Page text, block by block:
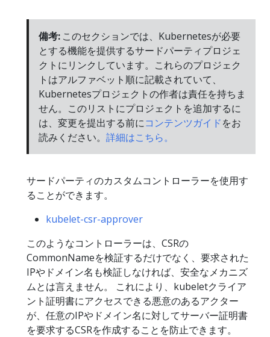
備考: このセクションでは、Kubernetesが必要
とする機能を提供するサードパーティプロジェ
クトにリンクしています。これらのプロジェク
トはアルファベット順に記載されていて、
Kubernetesプロジェクトの作者は責任を持ちま
せん。このリストにプロジェクトを追加するに
は、変更を提出する前にコンテンツガイドをお
読みください。 詳細はこちら。
サードパーティのカスタムコントローラーを使用す
ることができます。
kubelet-csr-approver
このようなコントローラーは、CSRの
CommonNameを検証するだけでなく、要求された
IPやドメイン名も検証しなければ、安全なメカニズ
ムとは言えません。 これにより、kubeletクライア
ント証明書にアクセスできる悪意のあるアクター
が、任意のIPやドメイン名に対してサーバー証明書
を要求するCSRを作成することを防止できます。